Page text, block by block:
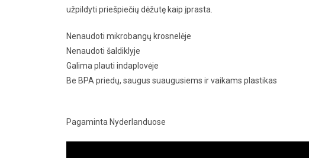
užpildyti priešpiečių dėžutę kaip įprasta.
Nenaudoti mikrobangų krosnelėje
Nenaudoti šaldiklyje
Galima plauti indaplovėje
Be BPA priedų, saugus suaugusiems ir vaikams plastikas
Pagaminta Nyderlanduose